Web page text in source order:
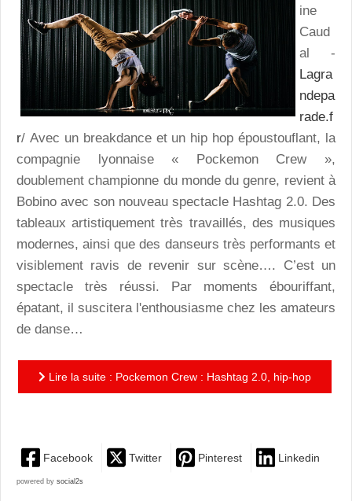
ine
Caud
al -
Lagra
ndepa
rade.f
r/ Avec un breakdance et un hip hop époustouflant, la
compagnie lyonnaise « Pockemon Crew »,
doublement championne du monde du genre, revient à
Bobino avec son nouveau spectacle Hashtag 2.0. Des
tableaux artistiquement très travaillés, des musiques
modernes, ainsi que des danseurs très performants et
visiblement ravis de revenir sur scène…. C’est un
spectacle très réussi. Par moments ébouriffant,
épatant, il suscitera l'enthousiasme chez les amateurs
de danse…
Lire la suite : Pockemon Crew : Hashtag 2.0, hip-hop
Facebook Twitter Pinterest Linkedin
powered by social2s